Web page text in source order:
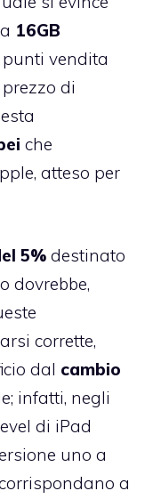
16GB
vendita
di
che
atteso per
5% destinato
dovrebbe,
corrette,
dal cambio
infatti, negli
di iPad
uno a
a